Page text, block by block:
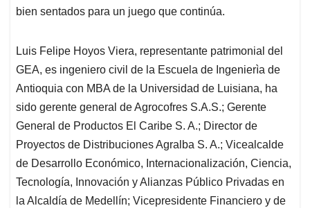
bien sentados para un juego que continúa.
Luis Felipe Hoyos Viera, representante patrimonial del
GEA, es ingeniero civil de la Escuela de Ingenierìa de
Antioquia con MBA de la Universidad de Luisiana, ha
sido gerente general de Agrocofres S.A.S.; Gerente
General de Productos El Caribe S. A.; Director de
Proyectos de Distribuciones Agralba S. A.; Vicealcalde
de Desarrollo Económico, Internacionalización, Ciencia,
Tecnología, Innovación y Alianzas Público Privadas en
la Alcaldía de Medellín; Vicepresidente Financiero y de